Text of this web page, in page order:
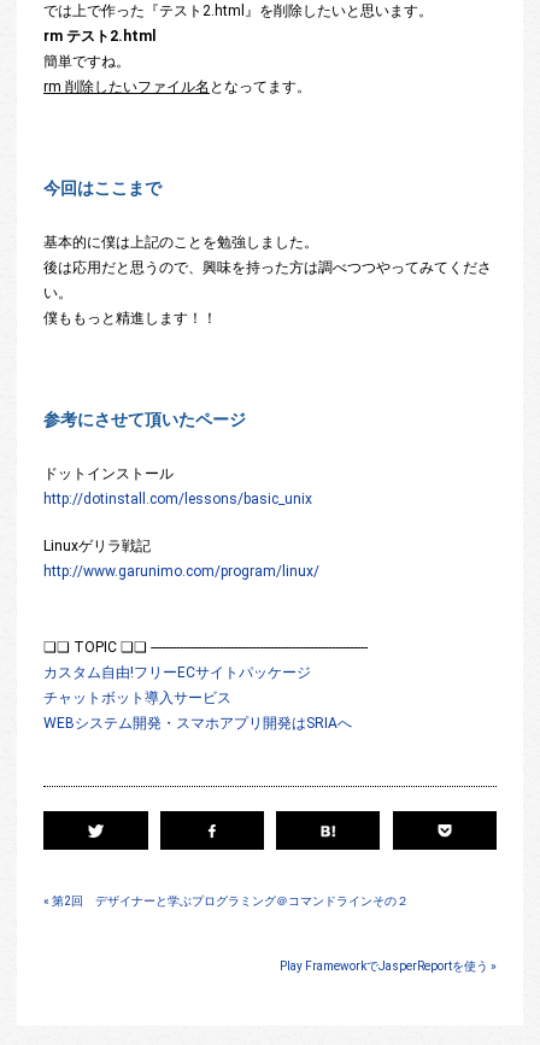
では上で作った『テスト2.html』を削除したいと思います。
rm テスト2.html
簡単ですね。
rm 削除したいファイル名 となってます。
今回はここまで
基本的に僕は上記のことを勉強しました。
後は応用だと思うので、興味を持った方は調べつつやってみてくださ
い。
僕ももっと精進します！！
参考にさせて頂いたページ
ドットインストール
http://dotinstall.com/lessons/basic_unix
Linuxゲリラ戦記
http://www.garunimo.com/program/linux/
❏❏ TOPIC ❏❏ ------------------------------------------------------------
カスタム自由!フリーECサイトパッケージ
チャットボット導入サービス
WEBシステム開発・スマホアプリ開発はSRIAへ
« 第2回 デザイナーと学ぶプログラミング＠コマンドラインその２
Play FrameworkでJasperReportを使う »